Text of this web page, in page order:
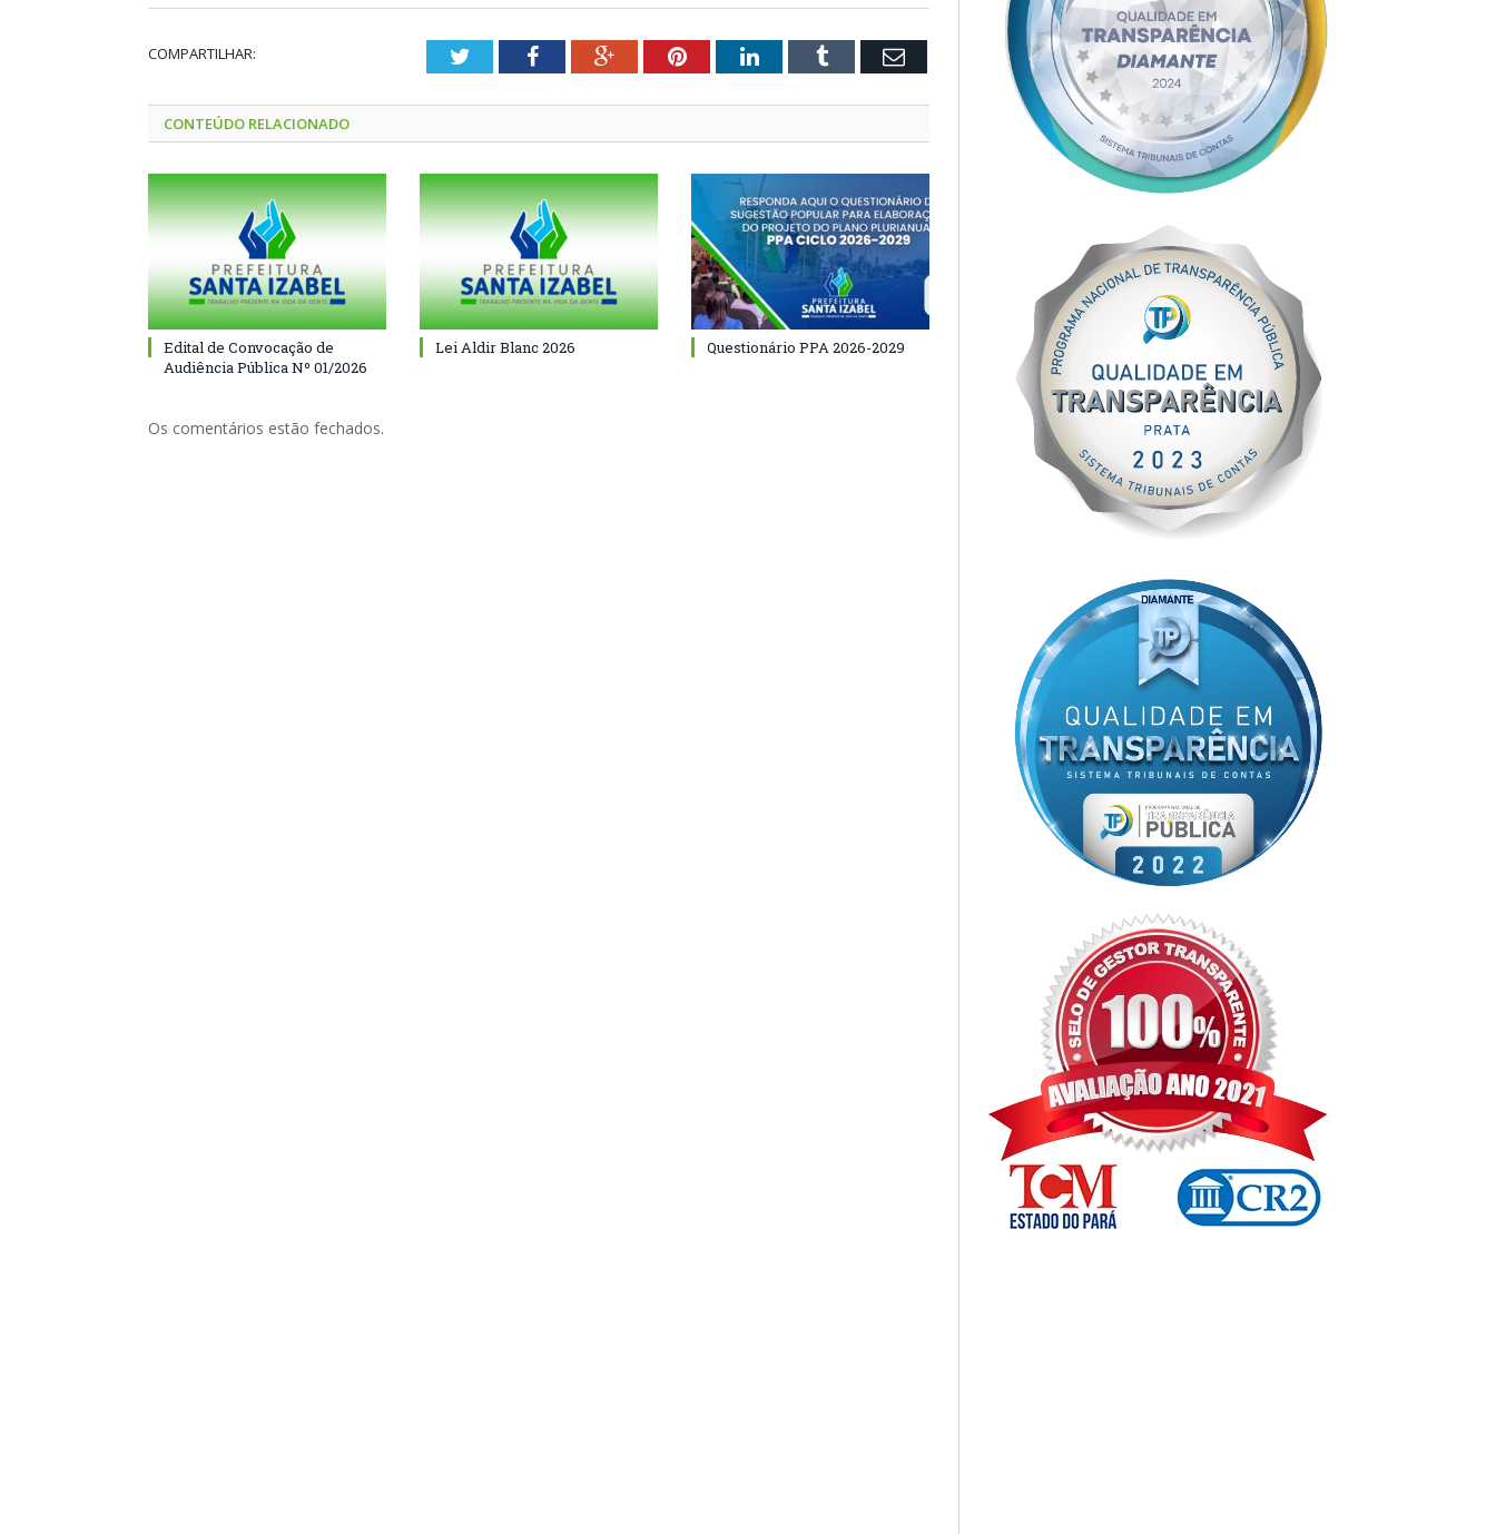
COMPARTILHAR: TwitterFacebookGoogle+PinterestLinkedInTumblr Email
CONTEÚDO RELACIONADO
Edital de Convocação de
Audiência Pública Nº 01/2026
Lei Aldir Blanc 2026 Questionário PPA 2026-2029
Os comentários estão fechados.